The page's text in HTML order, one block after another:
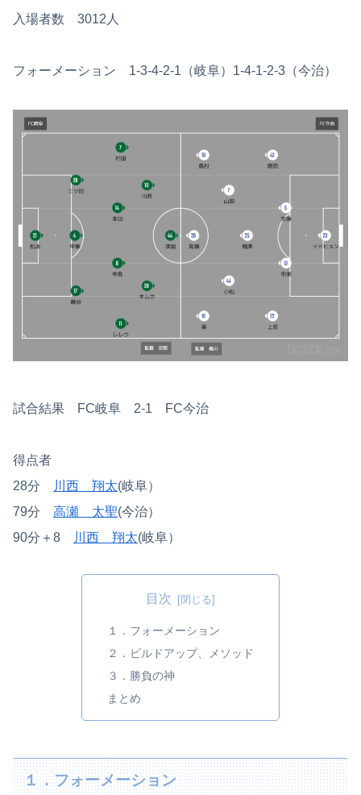
入場者数 3012人
フォーメーション 1-3-4-2-1（岐阜）1-4-1-2-3（今治）
試合結果 FC岐阜 2-1 FC今治
得点者
28分
川西 翔太(岐阜）
79分 高瀬 太聖(今治）
90分＋8
川西 翔太(岐阜）
目次
１．フォーメーション
２．ビルドアップ、メソッド
３．勝負の神
まとめ
１．フォーメーション